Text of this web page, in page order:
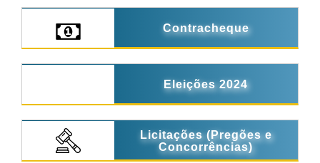
Contracheque
Eleições 2024
Licitações (Pregões e
Concorrências)